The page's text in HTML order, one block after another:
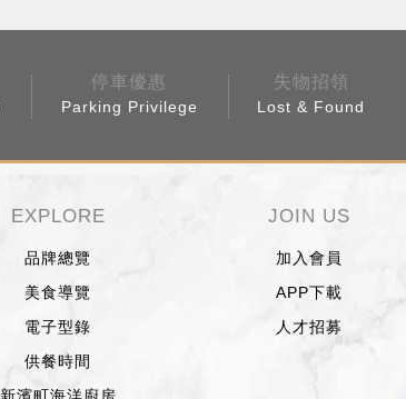
停車優惠
Parking Privilege
失物招領
Lost & Found
EXPLORE
品牌總覽
美食導覽
電子型錄
供餐時間
JOIN US
加入會員
APP下載
人才招募